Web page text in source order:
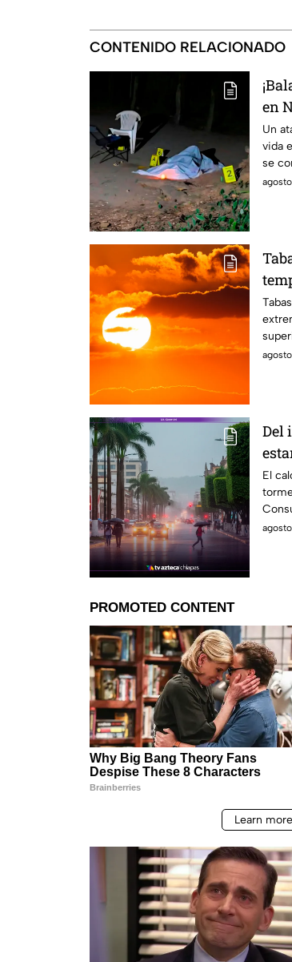
CONTENIDO RELACIONADO
en
sabe
Un
vida
se
Del
7
El